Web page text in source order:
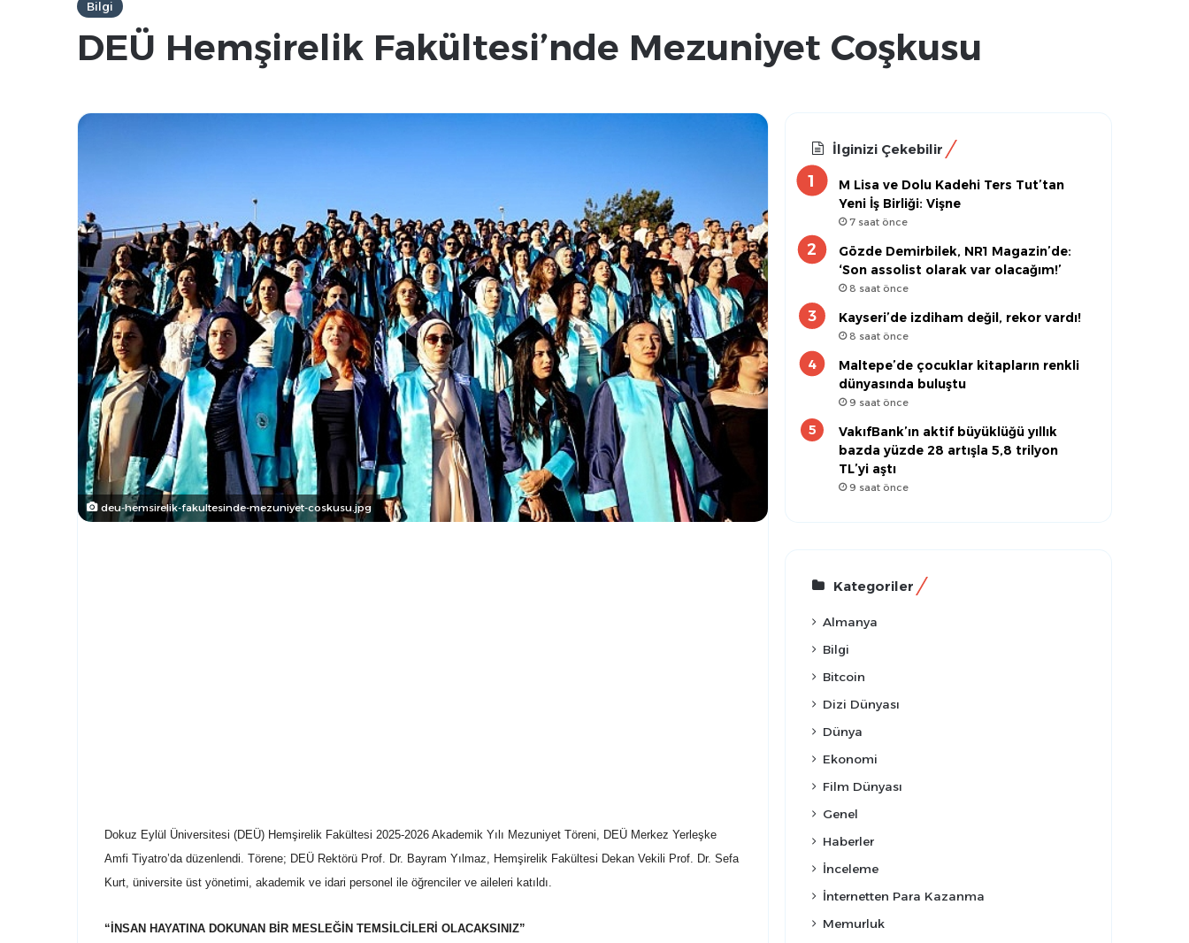
Bilgi
DEÜ Hemşirelik Fakültesi’nde Mezuniyet Coşkusu
deu-hemsirelik-fakultesinde-mezuniyet-coskusu.jpg
Dokuz Eylül Üniversitesi (DEÜ) Hemşirelik Fakültesi 2025-2026 Akademik Yılı Mezuniyet Töreni, DEÜ Merkez Yerleşke
Amfi Tiyatro’da düzenlendi. Törene; DEÜ Rektörü Prof. Dr. Bayram Yılmaz, Hemşirelik Fakültesi Dekan Vekili Prof. Dr. Sefa
Kurt, üniversite üst yönetimi, akademik ve idari personel ile öğrenciler ve aileleri katıldı.
“İNSAN HAYATINA DOKUNAN BİR MESLEĞİN TEMSİLCİLERİ OLACAKSINIZ”
İlginizi Çekebilir
M Lisa ve Dolu Kadehi Ters Tut’tan
Yeni İş Birliği: Vişne
7 saat önce
Gözde Demirbilek, NR1 Magazin’de:
‘Son assolist olarak var olacağım!’
8 saat önce
Kayseri’de izdiham değil, rekor vardı!
8 saat önce
Maltepe’de çocuklar kitapların renkli
dünyasında buluştu
9 saat önce
VakıfBank’ın aktif büyüklüğü yıllık
bazda yüzde 28 artışla 5,8 trilyon
TL’yi aştı
9 saat önce
Kategoriler
Almanya
Bilgi
Bitcoin
Dizi Dünyası
Dünya
Ekonomi
Film Dünyası
Genel
Haberler
İnceleme
İnternetten Para Kazanma
Memurluk